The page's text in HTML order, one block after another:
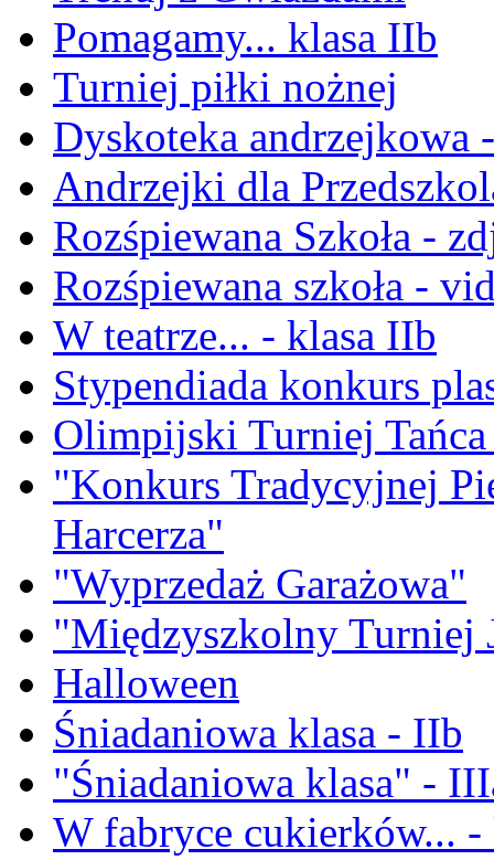
Pomagamy... klasa IIb
Turniej piłki nożnej
Dyskoteka andrzejkowa
Andrzejki dla
Rozśpiewana Szkoła -
Rozśpiewana szkoła -
W teatrze... - klasa IIb
Stypendiada konkurs
Olimpijski Turniej
"Konkurs Tradycyjnej
Harcerza"
"Wyprzedaż Garażowa"
"Międzyszkolny Turniej
Halloween
Śniadaniowa klasa - IIb
"Śniadaniowa klasa" -
W fabryce cukierków...